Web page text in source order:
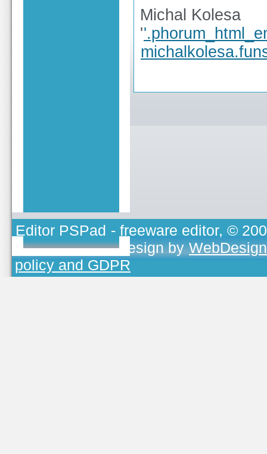
Michal Kolesa
'
Editor PSPad - freeware editor, ©
TOJEONO.CZ, design by
policy and GDPR